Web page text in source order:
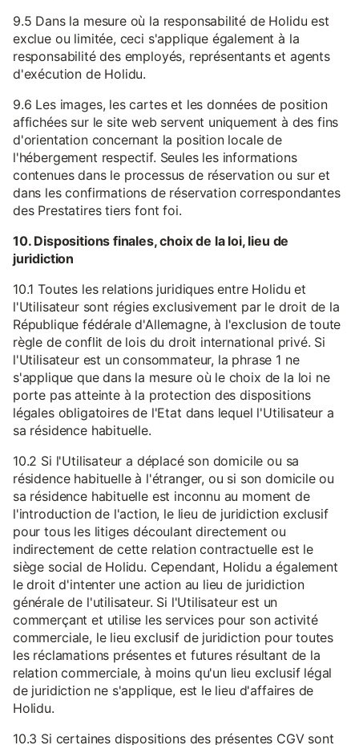
9.5 Dans la mesure où la responsabilité de Holidu est
exclue ou limitée, ceci s'applique également à la
responsabilité des employés, représentants et agents
d'exécution de Holidu.
9.6 Les images, les cartes et les données de position
affichées sur le site web servent uniquement à des fins
d'orientation concernant la position locale de
l'hébergement respectif. Seules les informations
contenues dans le processus de réservation ou sur et
dans les confirmations de réservation correspondantes
des Prestatires tiers font foi.
10. Dispositions finales, choix de la loi, lieu de
juridiction
10.1 Toutes les relations juridiques entre Holidu et
l'Utilisateur sont régies exclusivement par le droit de la
République fédérale d'Allemagne, à l'exclusion de toute
règle de conflit de lois du droit international privé. Si
l'Utilisateur est un consommateur, la phrase 1 ne
s'applique que dans la mesure où le choix de la loi ne
porte pas atteinte à la protection des dispositions
légales obligatoires de l'Etat dans lequel l'Utilisateur a
sa résidence habituelle.
10.2 Si l'Utilisateur a déplacé son domicile ou sa
résidence habituelle à l'étranger, ou si son domicile ou
sa résidence habituelle est inconnu au moment de
l'introduction de l'action, le lieu de juridiction exclusif
pour tous les litiges découlant directement ou
indirectement de cette relation contractuelle est le
siège social de Holidu. Cependant, Holidu a également
le droit d'intenter une action au lieu de juridiction
générale de l'utilisateur. Si l'Utilisateur est un
commerçant et utilise les services pour son activité
commerciale, le lieu exclusif de juridiction pour toutes
les réclamations présentes et futures résultant de la
relation commerciale, à moins qu'un lieu exclusif légal
de juridiction ne s'applique, est le lieu d'affaires de
Holidu.
10.3 Si certaines dispositions des présentes CGV sont